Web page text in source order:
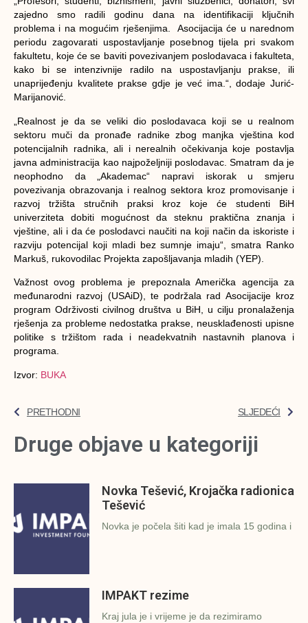
zajedno smo radili godinu dana na identifikaciji ključnih
problema i na mogućim rješenjima. Asocijacija će u narednom
periodu zagovarati uspostavljanje posebnog tijela pri svakom
fakultetu, koje će se baviti povezivanjem poslodavaca i fakulteta,
kako bi se intenzivnije radilo na uspostavljanju prakse, ili
unaprijeđenju kvalitete prakse gdje je već ima.“, dodaje Jurić-
Marijanović.
„Realnost je da se veliki dio poslodavaca koji se u realnom
sektoru muči da pronađe radnike zbog manjka vještina kod
potencijalnih radnika, ali i nerealnih očekivanja koje postavlja
javna administracija kao najpoželjniji poslodavac. Smatram da je
neophodno da „Akademac“ napravi iskorak u smjeru
povezivanja obrazovanja i realnog sektora kroz promovisanje i
razvoj tržišta stručnih praksi kroz koje će studenti BiH
univerziteta dobiti mogućnost da steknu praktična znanja i
vještine, ali i da će poslodavci naučiti na koji način da iskoriste i
razviju potencijal koji mladi bez sumnje imaju“, smatra Ranko
Markuš, rukovodilac Projekta zapošljavanja mladih (YEP).
Važnost ovog problema je prepoznala Američka agencija za
međunarodni razvoj (USAiD), te podržala rad Asocijacije kroz
program Održivosti civilnog društva u BiH, u cilju pronalaženja
rješenja za probleme nedostatka prakse, neusklađenosti upisne
politike s tržištom rada i neadekvatnih nastavnih planova i
programa.
Izvor: BUKA
PRETHODNI SLJEDEĆI
Druge objave u kategoriji
Novka Tešević, Krojačka radionica
Tešević
Novka je počela šiti kad je imala 15 godina i
IMPAKT rezime
Kraj jula je i vrijeme je da rezimiramo